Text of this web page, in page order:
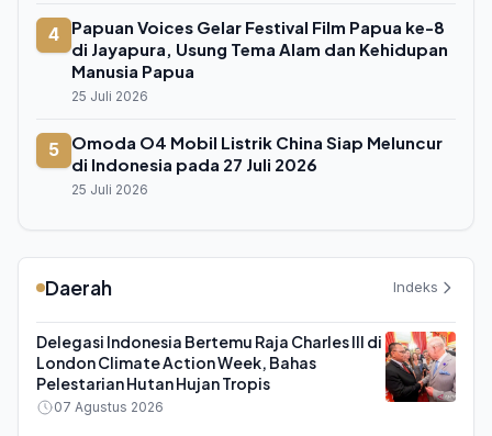
4
Papuan Voices Gelar Festival Film Papua ke-8
di Jayapura, Usung Tema Alam dan Kehidupan
Manusia Papua
25 Juli 2026
5
Omoda O4 Mobil Listrik China Siap Meluncur
di Indonesia pada 27 Juli 2026
25 Juli 2026
Daerah Indeks
Delegasi Indonesia Bertemu Raja Charles III di
London Climate Action Week, Bahas
Pelestarian Hutan Hujan Tropis
07 Agustus 2026